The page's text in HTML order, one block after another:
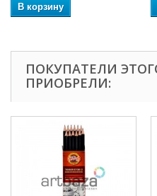
В корзину
ПОКУПАТЕЛИ
ПРИОБРЕЛИ: